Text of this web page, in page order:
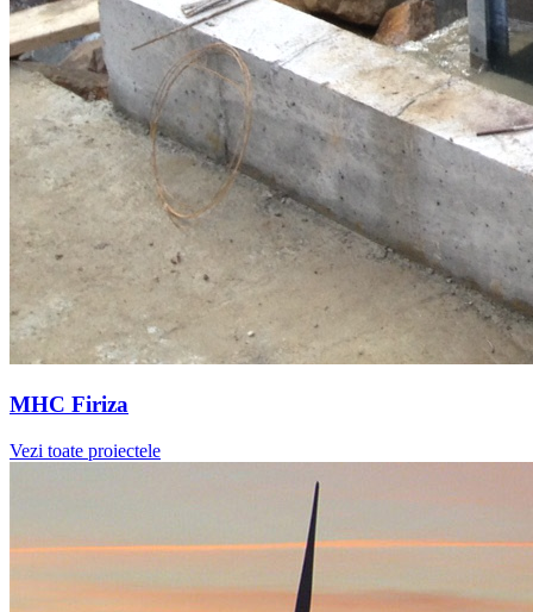
MHC Firiza
Vezi toate proiectele